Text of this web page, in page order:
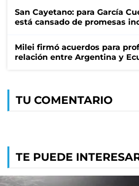
San Cayetano: para García
está cansado de promesas
Milei firmó acuerdos para
relación entre Argentina y
TU COMENTARIO
TE PUEDE